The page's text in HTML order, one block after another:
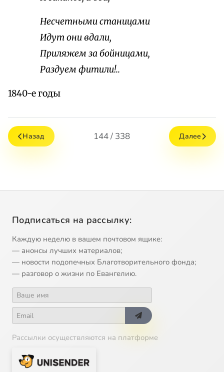
Несчетными станицами
Идут они вдали,
Приляжем за бойницами,
Раздуем фитили!..
1840-e годы
Назад 144 / 338 Далее
Подписаться на рассылку:
Каждую неделю в вашем почтовом ящике:
— анонсы лучших материалов;
— новости подопечных Благотворительного фонда;
— разговор о жизни по Евангелию.
Рассылки осуществляются на платформе